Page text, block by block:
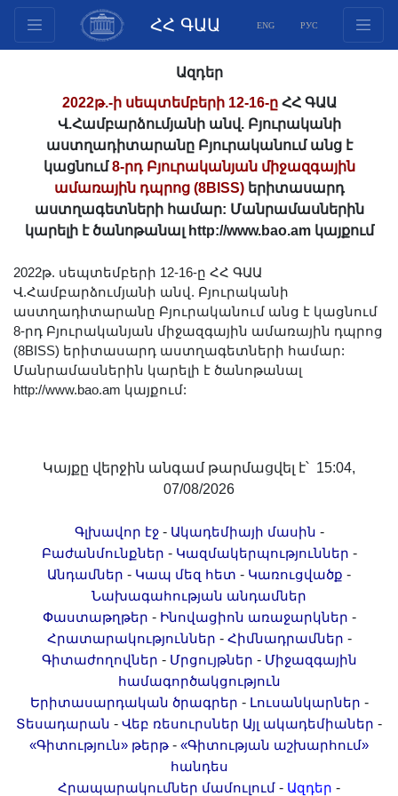
ՀՀ ԳԱԱ ENG РУС
անդամներ
Փաստաթղթեր
Ինովացիոն առաջարկներ
Հրատարակություններ
Հիմնադրամներ
Մրցույթներ
Միջազգային
համագործակցություն
Երիտասարդական
ծրագրեր
Վեբ ռեսուրսներ
«Գիտության աշխարհում»
հանդես
Հրապարակումներ
մամուլում
Ազդեր
Համալսարաններ
Նորություններ
Գիտական արդյունքներ
Սփյուռքի գիտնականները
Ազդեր
2022թ.-ի սեպտեմբերի 12-16-ըՀՀ ԳԱԱ
Վ.Համբարձումյանի անվ. Բյուրականի
աստղադիտարանը Բյուրականում անց է
կացնում8-րդ Բյուրականյան միջազգային
ամառային դպրոց (8BISS)երիտասարդ
աստղագետների համար: Մանրամասներին
կարելի է ծանոթանալ http://www.bao.am կայքում
2022թ. սեպտեմբերի 12-16-ը ՀՀ ԳԱԱ
Վ.Համբարձումյանի անվ. Բյուրականի
աստղադիտարանը Բյուրականում անց է կացնում
8-րդ Բյուրականյան միջազգային ամառային դպրոց
(8BISS) երիտասարդ աստղագետների համար:
Մանրամասներին կարելի է ծանոթանալ
http://www.bao.am կայքում:
Կայքը վերջին անգամ թարմացվել է՝ 15:04,
07/08/2026
Գլխավոր էջ- Ակադեմիայի մասին -
Բաժանմունքներ - Կազմակերպություններ -
Անդամներ - Կապ մեզ հետ - Կառուցվածք -
Նախագահության անդամներ
Փաստաթղթեր - Ինովացիոն առաջարկներ -
Հրատարակություններ - Հիմնադրամներ -
Գիտաժողովներ - Մրցույթներ - Միջազգային
համագործակցություն
Երիտասարդական ծրագրեր - Լուսանկարներ -
Տեսադարան - Վեբ ռեսուրսներ Այլ ակադեմիաներ -
«Գիտություն» թերթ - «Գիտության աշխարհում»
հանդես
Հրապարակումներ մամուլում - Ազդեր -